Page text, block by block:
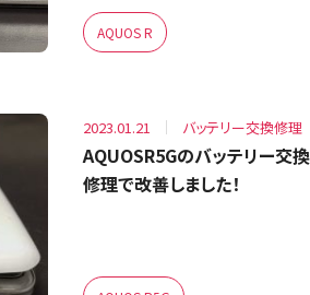
AQUOS R
2023.01.21 バッテリー交換修理
AQUOSR5Gのバッテリー交
修理で改善しました！